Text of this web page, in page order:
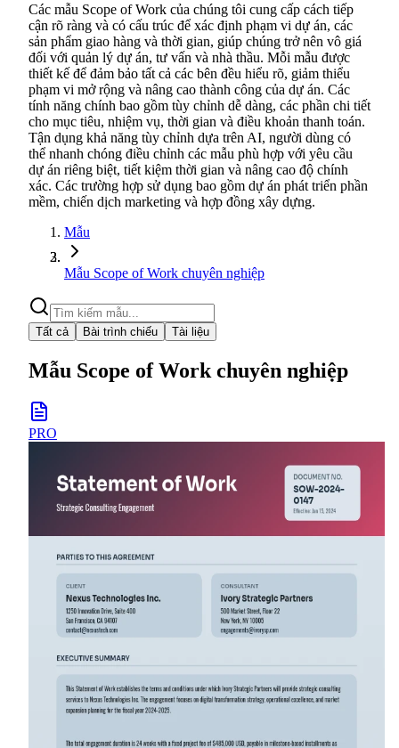
Các mẫu Scope of Work của chúng tôi cung cấp cách tiếp
cận rõ ràng và có cấu trúc để xác định phạm vi dự án, các
sản phẩm giao hàng và thời gian, giúp chúng trở nên vô giá
đối với quản lý dự án, tư vấn và nhà thầu. Mỗi mẫu được
thiết kế để đảm bảo tất cả các bên đều hiểu rõ, giảm thiểu
phạm vi mở rộng và nâng cao thành công của dự án. Các
tính năng chính bao gồm tùy chỉnh dễ dàng, các phần chi tiết
cho mục tiêu, nhiệm vụ, thời gian và điều khoản thanh toán.
Tận dụng khả năng tùy chỉnh dựa trên AI, người dùng có
thể nhanh chóng điều chỉnh các mẫu phù hợp với yêu cầu
dự án riêng biệt, tiết kiệm thời gian và nâng cao độ chính
xác. Các trường hợp sử dụng bao gồm dự án phát triển phần
mềm, chiến dịch marketing và hợp đồng xây dựng.
Mẫu
Mẫu Scope of Work chuyên nghiệp
Tất cả Bài trình chiếu Tài liệu
Mẫu Scope of Work chuyên nghiệp
PRO